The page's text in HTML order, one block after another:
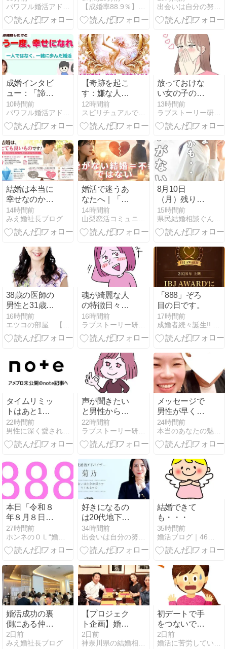
ーティー
ト！これから
彼女の『幸せ
が一緒に築い
ていきます。
ゃくちゃ心配
された話
成婚インタビ
ュー：「諦め
なくてよかっ
た」その一歩
が、未来を変
10時間前
【奇跡を起こ
す：嫌な人が
争わずにいな
くなる方法】
騒音の隣人
っ越していっ
た仕組み
12時間前
スピリチュアルで運命の恋を引き寄せる方法
放っておけな
い女の子の特
徴弱さじゃな
くギャップ
13時間前
ラブストーリー研究会の考える絶対失敗しない恋愛
結婚は本当に
幸せなのか？
ネガティブな
情報に惑わさ
れないために
いこと@三重
14時間前
みえ婚社長ブログ
婚活で迷うあ
なたへ｜「愛
がない結婚＝
不幸じゃな
い」という現
14時間前
8月10日
（月）残り2
名様です！
15時間前
38歳の医師の
男性と31歳の
会社員の女性
がゴールイ
ン！
16時間前
魂が綺麗な人
の特徴日々の
選択で育つも
の
16時間前
ラブストーリー研究会の考える絶対失敗しない恋愛
「888」ぞろ
目の日です。
17時間前
タイムリミッ
トはあと1年
半。時代が激
変する理由
22時間前
男性に深く愛されたい女性のためのLOVEセオリー幸粋
声が聞きたい
と男性から言
われた意味。
脈ありサイン
22時間前
ラブストーリー研究会の考える絶対失敗しない恋愛
メッセージで
男性が早く会
いたい！と思
う小ワザ
24時間前
本日「令和８
年８月８日」
のスペシャル
デイ。ライオ
ンズゲートも
27時間前
ホンネのＯＬ“婚活”日記
好きになるの
は20代地下ア
イドル（44歳
男性芸人の婚
活）
34時間前
出会いは自分の努力でつくれるもの・90日で理想のパートナー…
結婚できて
も・・・
35時間前
婚活ブログ｜46歳で結婚できた体験談
婚活成功の裏
側にある仲人
同士の信頼関
係と東海仲人
2日前
みえ婚社長ブログ
【プロジェク
ト企画】婚活
× マネーセミ
ナーの募集開
2日前
神奈川県の結婚相談所☆マリアージュ.com
初デートで手
をつないでく
る男性の心理
と上手な対応
2日前
婚活に苦労している人が集まる結婚相談所のブログ